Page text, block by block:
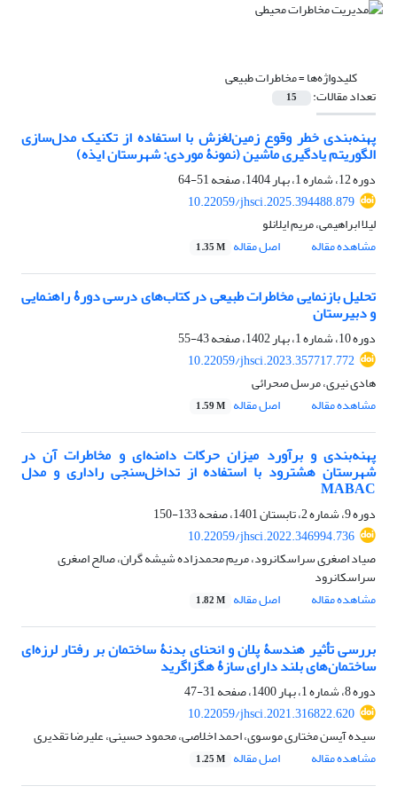
کلیدواژه‌ها =مخاطرات طبیعی
تعداد مقالات: 15
پهنه‌بندی خطر وقوع زمین‌لغزش با استفاده از تکنیک مدل‌سازی
الگوریتم یادگیری ماشین (نمونۀ موردی: شهرستان ایذه)
دوره 12، شماره 1، بهار 1404، صفحه
51-64
10.22059/jhsci.2025.394488.879
لیلا ابراهیمی، مریم ایلانلو
مشاهده مقاله
اصل مقاله 1.35 M
تحلیل بازنمایی مخاطرات طبیعی در کتاب‌های درسی دورۀ راهنمایی
و دبیرستان
دوره 10، شماره 1، بهار 1402، صفحه
43-55
10.22059/jhsci.2023.357717.772
هادی نیری، مرسل صحرائی
مشاهده مقاله
اصل مقاله 1.59 M
پهنه‌بندی و برآورد میزان حرکات دامنه‌ای و مخاطرات آن در
شهرستان هشترود با استفاده از تداخل‌سنجی راداری و مدل
MABAC
دوره 9، شماره 2، تابستان 1401، صفحه
133-150
10.22059/jhsci.2022.346994.736
صیاد اصغری سراسکانرود، مریم محمدزاده شیشه گران، صالح اصغری
سراسکانرود
مشاهده مقاله
اصل مقاله 1.82 M
بررسی تأثیر هندسۀ پلان و انحنای بدنۀ ساختمان بر رفتار لرزه‌ای
ساختمان‌های بلند دارای سازۀ هگزاگرید
دوره 8، شماره 1، بهار 1400، صفحه
31-47
10.22059/jhsci.2021.316822.620
سیده آیسن مختاری موسوی، احمد اخلاصی، محمود حسینی، علیرضا تقدیری
مشاهده مقاله
اصل مقاله 1.25 M